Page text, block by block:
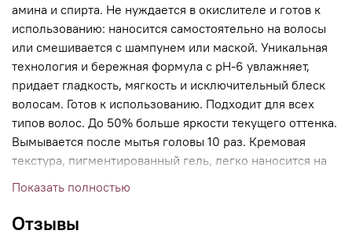
амина и спирта. Не нуждается в окислителе и готов к
использованию: наносится самостоятельно на волосы
или смешивается с шампунем или маской. Уникальная
технология и бережная формула с рН-6 увлажняет,
придает гладкость, мягкость и исключительный блеск
волосам. Готов к использованию. Подходит для всех
типов волос. До 50% больше яркости текущего оттенка.
Вымывается после мытья головы 10 раз. Кремовая
текстура, пигментированный гель, легко наносится на
волосы. Все пигменты серии можно смешать между
обновить цвет, сделать натуральный цвет волос более
Показать полностью
Отзывы